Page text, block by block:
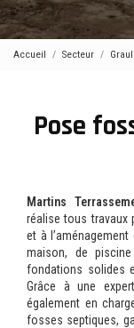
Accueil Secteur
Pose
Martins
réalise tous travaux
et à
maison, de
fondations solides
Grâce à une
également en
fosses septiques,